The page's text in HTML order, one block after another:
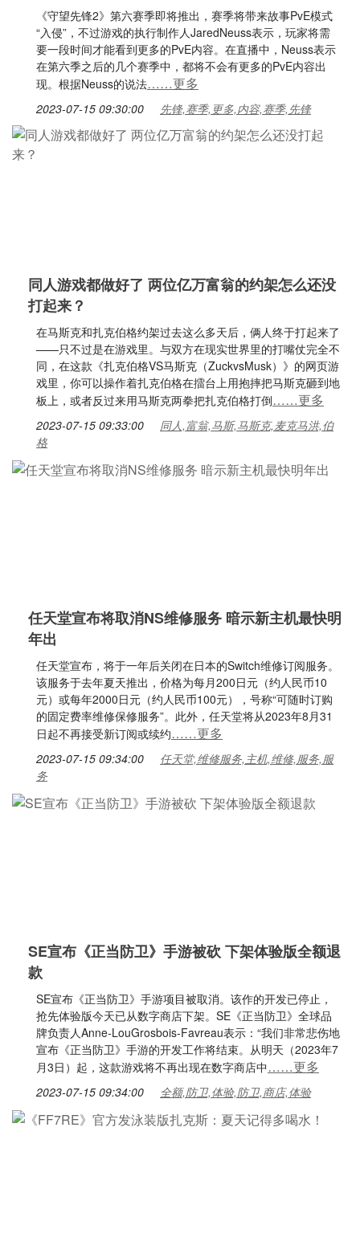
《守望先锋2》第六赛季即将推出，赛季将带来故事PvE模式
“入侵”，不过游戏的执行制作人JaredNeuss表示，玩家将需
要一段时间才能看到更多的PvE内容。在直播中，Neuss表示
在第六季之后的几个赛季中，都将不会有更多的PvE内容出
现。根据Neuss的说法……更多
2023-07-15 09:30:00 先锋,赛季,更多,内容,赛季,先锋
同人游戏都做好了 两位亿万富翁的约架怎么还没
打起来？
在马斯克和扎克伯格约架过去这么多天后，俩人终于打起来了
——只不过是在游戏里。与双方在现实世界里的打嘴仗完全不
同，在这款《扎克伯格VS马斯克（ZuckvsMusk）》的网页游
戏里，你可以操作着扎克伯格在擂台上用抱摔把马斯克砸到地
板上，或者反过来用马斯克两拳把扎克伯格打倒……更多
2023-07-15 09:33:00
同人,富翁,马斯,马斯克,麦克马洪,伯
格
任天堂宣布将取消NS维修服务 暗示新主机最快明
年出
任天堂宣布，将于一年后关闭在日本的Switch维修订阅服务。
该服务于去年夏天推出，价格为每月200日元（约人民币10
元）或每年2000日元（约人民币100元），号称“可随时订购
的固定费率维修保修服务”。此外，任天堂将从2023年8月31
日起不再接受新订阅或续约……更多
2023-07-15 09:34:00
任天堂,维修服务,主机,维修,服务,服
务
SE宣布《正当防卫》手游被砍 下架体验版全额退
款
SE宣布《正当防卫》手游项目被取消。该作的开发已停止，
抢先体验版今天已从数字商店下架。SE《正当防卫》全球品
牌负责人Anne-LouGrosbois-Favreau表示：“我们非常悲伤地
宣布《正当防卫》手游的开发工作将结束。从明天（2023年7
月3日）起，这款游戏将不再出现在数字商店中……更多
2023-07-15 09:34:00 全额,防卫,体验,防卫,商店,体验